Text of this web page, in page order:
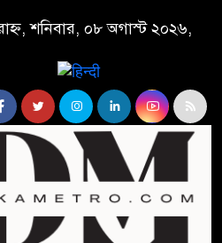
শনিবার, ০৮ অগাস্ট ২০২৬,